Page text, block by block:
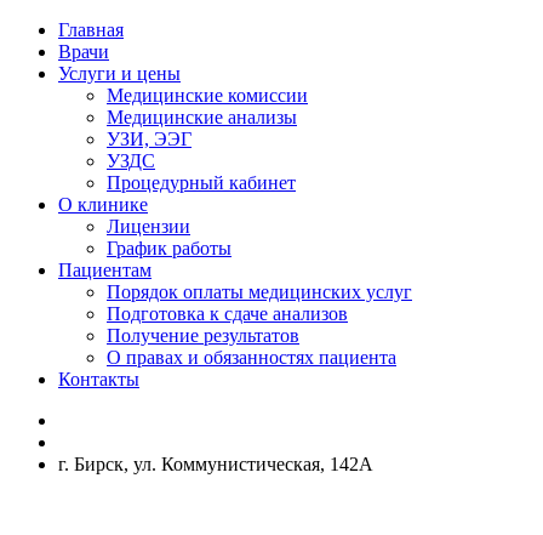
Главная
Врачи
Услуги и цены
Медицинские комиссии
Медицинские анализы
УЗИ, ЭЭГ
УЗДС
Процедурный кабинет
О клинике
Лицензии
График работы
Пациентам
Порядок оплаты медицинских услуг
Подготовка к сдаче анализов
Получение результатов
О правах и обязанностях пациента
Контакты
г. Бирск, ул. Коммунистическая, 142А